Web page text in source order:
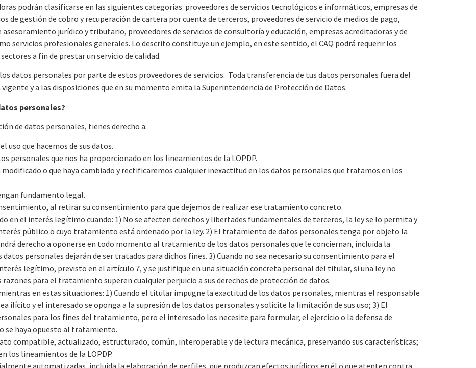
podrán clasificarse en las siguientes categorías: proveedores de servicios tecnológicos e informáticos, empresas de
de gestión de cobro y recuperación de cartera por cuenta de terceros, proveedores de servicio de medios de pago,
jurídico y tributario, proveedores de servicios de consultoría y educación, empresas acreditadoras y de
servicios profesionales generales. Lo descrito constituye un ejemplo, en este sentido, el CAQ podrá requerir los
a fin de prestar un servicio de calidad.
datos personales por parte de estos proveedores de servicios. Toda transferencia de tus datos personales fuera del
y a las disposiciones que en su momento emita la Superintendencia de Protección de Datos.
personales?
de datos personales, tienes derecho a:
uso que hacemos de sus datos.
personales que nos ha proporcionado en los lineamientos de la LOPDP.
o que haya cambiado y rectificaremos cualquier inexactitud en los datos personales que tratamos en los
fundamento legal.
al retirar su consentimiento para que dejemos de realizar ese tratamiento concreto.
en el interés legítimo cuando: 1) No se afecten derechos y libertades fundamentales de terceros, la ley se lo permita y
público o cuyo tratamiento está ordenado por la ley. 2) El tratamiento de datos personales tenga por objeto la
derecho a oponerse en todo momento al tratamiento de los datos personales que le conciernan, incluida la
personales dejarán de ser tratados para dichos fines. 3) Cuando no sea necesario su consentimiento para el
legítimo, previsto en el artículo 7, y se justifique en una situación concreta personal del titular, si una ley no
para el tratamiento superen cualquier perjuicio a sus derechos de protección de datos.
en estas situaciones: 1) Cuando el titular impugne la exactitud de los datos personales, mientras el responsable
ilícito y el interesado se oponga a la supresión de los datos personales y solicite la limitación de sus uso; 3) El
para los fines del tratamiento, pero el interesado los necesite para formular, el ejercicio o la defensa de
se haya opuesto al tratamiento.
compatible, actualizado, estructurado, común, interoperable y de lectura mecánica, preservando sus características;
los lineamientos de la LOPDP.